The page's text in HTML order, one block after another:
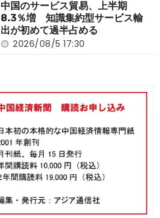
中国のサービス貿易、上半期
8.3％増 知識集約型サービス輸
出が初めて過半占める
2026/08/5 17:30